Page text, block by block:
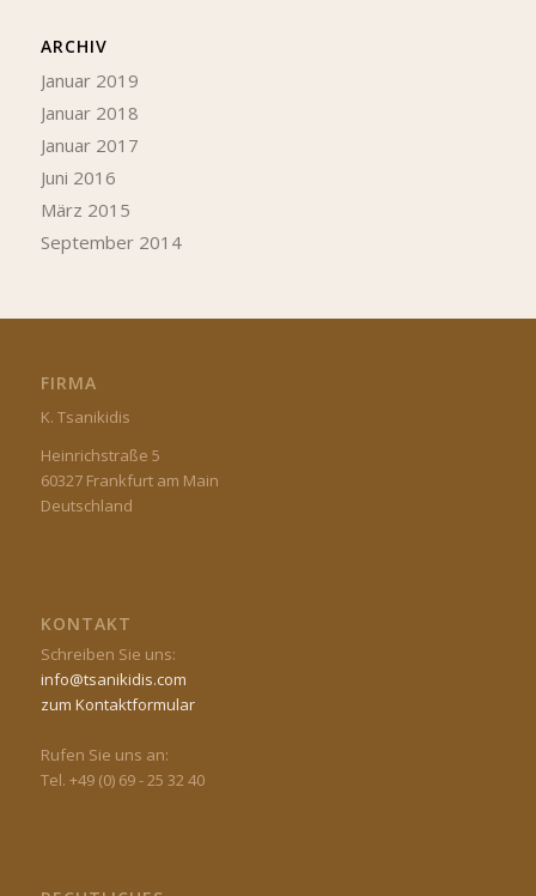
ARCHIV
Januar 2019
Januar 2018
Januar 2017
Juni 2016
März 2015
September 2014
FIRMA
K. Tsanikidis
Heinrichstraße 5
60327 Frankfurt am Main
Deutschland
KONTAKT
Schreiben Sie uns:
info@tsanikidis.com
zum Kontaktformular
Rufen Sie uns an:
Tel. +49 (0) 69 - 25 32 40